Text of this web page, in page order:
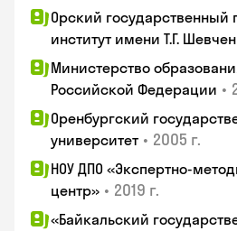
Орский государственный
институт имени Т.Г.
Министерство
Российской Федерации •
Оренбургский
университет • 2005 г.
НОУ ДПО «Экспертно-
центр» • 2019 г.
«Байкальский